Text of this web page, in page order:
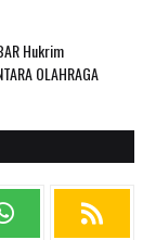
Hukrim
OLAHRAGA